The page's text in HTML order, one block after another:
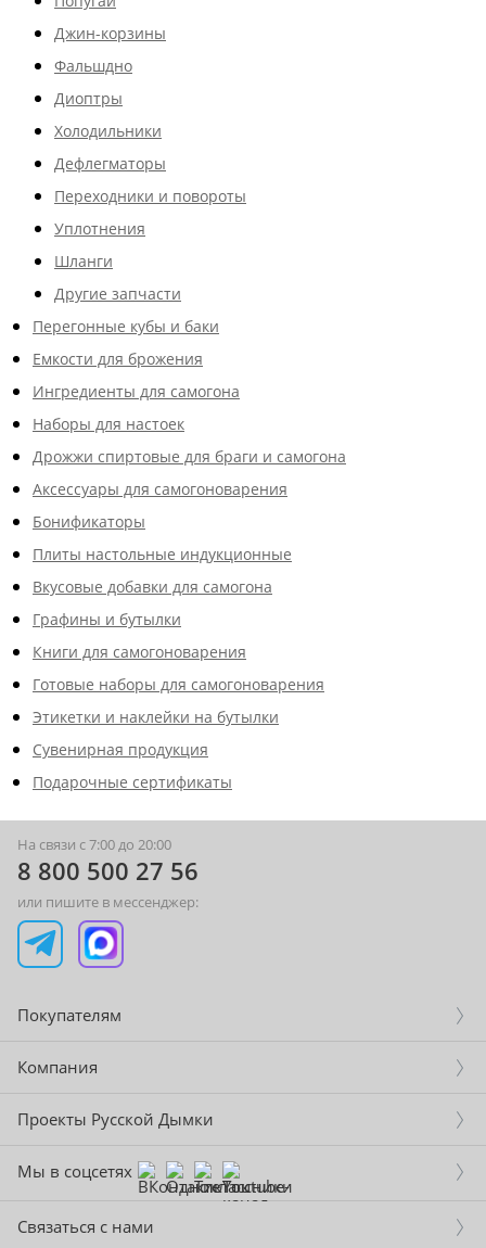
Джин-корзины
Фальшдно
Диоптры
Холодильники
Дефлегматоры
Переходники и повороты
Уплотнения
Шланги
Другие запчасти
Перегонные кубы и баки
Емкости для брожения
Ингредиенты для самогона
Наборы для настоек
Дрожжи спиртовые для браги и самогона
Аксессуары для самогоноварения
Бонификаторы
Плиты настольные индукционные
Вкусовые добавки для самогона
Графины и бутылки
Книги для самогоноварения
Готовые наборы для самогоноварения
Этикетки и наклейки на бутылки
Сувенирная продукция
Подарочные сертификаты
На связи с 7:00 до 20:00
8 800 500 27 56
или пишите в мессенджер:
Покупателям
Компания
Проекты Русской Дымки
Мы в соцсетях
Связаться с нами